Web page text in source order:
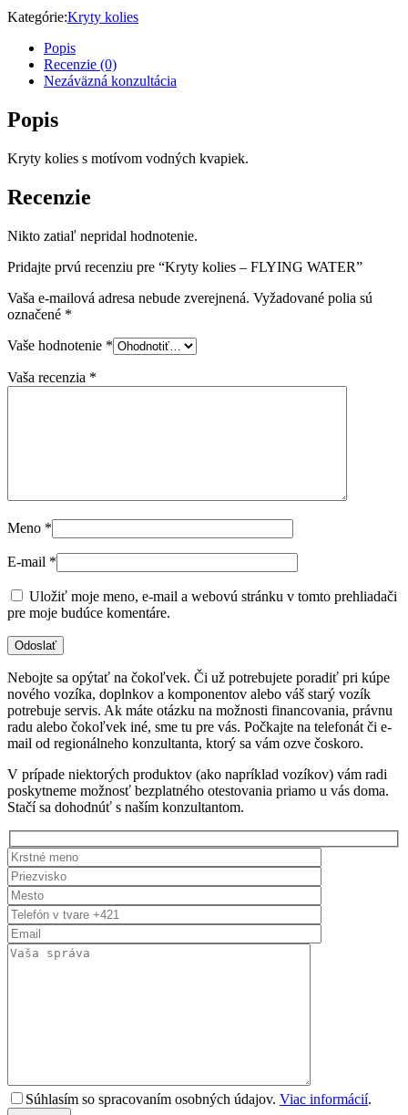
Kategórie:Kryty kolies
Popis
Recenzie (0)
Nezáväzná konzultácia
Popis
Kryty kolies s motívom vodných kvapiek.
Recenzie
Nikto zatiaľ nepridal hodnotenie.
Pridajte prvú recenziu pre “Kryty kolies – FLYING WATER”
Vaša e-mailová adresa nebude zverejnená. Vyžadované polia sú
označené *
Vaše hodnotenie *
Vaša recenzia *
Meno *
E-mail *
Uložiť moje meno, e-mail a webovú stránku v tomto prehliadači
pre moje budúce komentáre.
Nebojte sa opýtať na čokoľvek. Či už potrebujete poradiť pri kúpe
nového vozíka, doplnkov a komponentov alebo váš starý vozík
potrebuje servis. Ak máte otázku na možnosti financovania, právnu
radu alebo čokoľvek iné, sme tu pre vás. Počkajte na telefonát či e-
mail od regionálneho konzultanta, ktorý sa vám ozve čoskoro.
V prípade niektorých produktov (ako napríklad vozíkov) vám radi
poskytneme možnosť bezplatného otestovania priamo u vás doma.
Stačí sa dohodnúť s naším konzultantom.
Súhlasím so spracovaním osobných údajov. Viac informácií.